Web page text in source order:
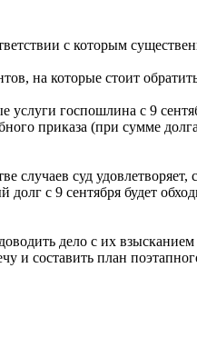
с которым
на которые стоит
госпошлина с 9
приказа (при сумме
суд
с 9 сентября будет
дело с их
составить план